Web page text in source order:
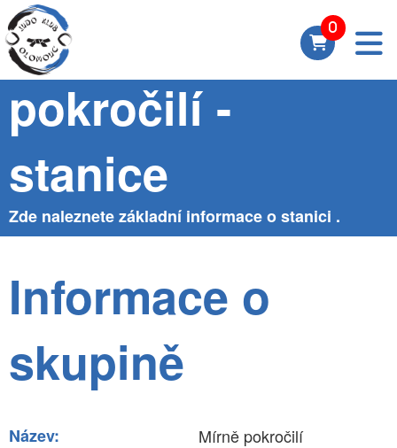
Skupina Mírně
pokročilí -
stanice
Zde naleznete základní informace o stanici .
Informace o
skupině
Název: Mírně pokročilí